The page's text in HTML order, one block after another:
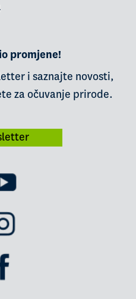
promjene!
i saznajte novosti,
za očuvanje prirode.